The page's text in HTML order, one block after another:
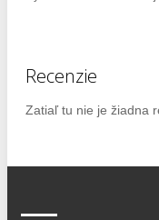
Recenzie
Zatiaľ tu nie je žiadna